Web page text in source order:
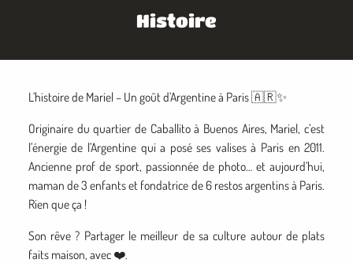
Histoire
L’histoire de Mariel – Un goût d’Argentine à Paris 🇦🇷✨
Originaire du quartier de Caballito à Buenos Aires, Mariel, c’est
l’énergie de l’Argentine qui a posé ses valises à Paris en 2011.
Ancienne prof de sport, passionnée de photo… et aujourd’hui,
maman de 3 enfants et fondatrice de 6 restos argentins à Paris.
Rien que ça !
Son rêve ? Partager le meilleur de sa culture autour de plats
faits maison, avec ❤️.